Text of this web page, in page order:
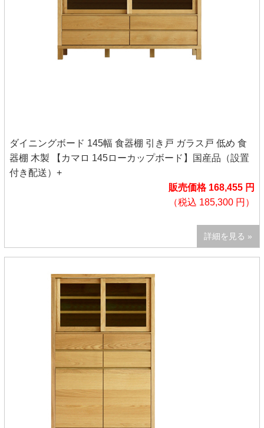
ダイニングボード 145幅 食器棚 引き戸 ガラス戸 低め 食
器棚 木製 【カマロ 145ローカップボード】国産品（設置
付き配送）+
販売価格 168,455 円
（税込 185,300 円）
詳細を見る »